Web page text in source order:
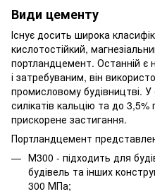
Види цементу
Існує досить широка
кислотостійкий,
портландцемент. Останній є
і затребуваним, він
промисловому будівництві.
силікатів кальцію та до 3,5%
прискорене застигання.
Портландцемент
М300 - підходить для
будівель та інших
300 МПа;